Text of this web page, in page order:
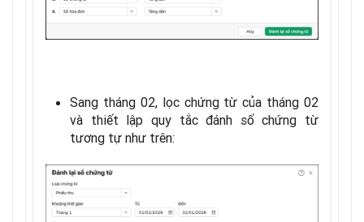
Sang tháng 02, lọc chứng từ của tháng 02
và thiết lập quy tắc đánh số chứng từ
tương tự như trên: